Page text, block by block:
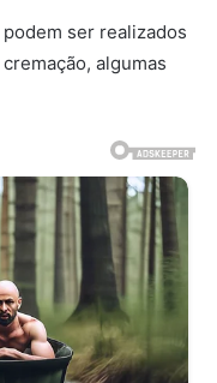
ser realizados
algumas